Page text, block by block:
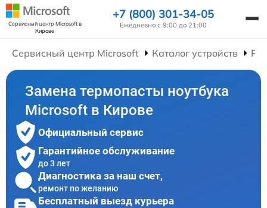
Сервисный центр Microsoftв
Кирове
+7 (800) 301-34-05
Ежедневно с 9:00 до 21:00
Сервисный центр Microsoft Каталог устройств
Замена термопасты ноутбука
Microsoft в Кирове
Официальный сервис
Гарантийное обслуживание
до 3 лет
Диагностика за наш счет,
ремонт по желанию
Бесплатный выезд курьера